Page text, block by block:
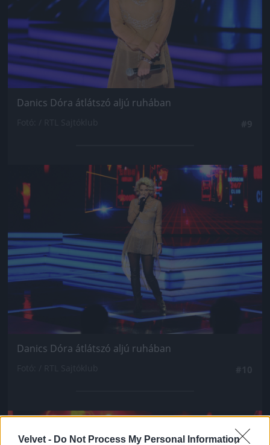
Velvet - Do Not Process My Personal Information
Danics Dóra átlátszó aljú ruhában
Jön még kép!
Danics Dóra átlátszó aljú ruhában